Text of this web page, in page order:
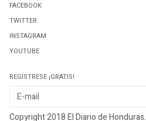
FACEBOOK
TWITTER
INSTAGRAM
YOUTUBE
REGÍSTRESE ¡GRATIS!
Copyright 2018 El Diario de Honduras.